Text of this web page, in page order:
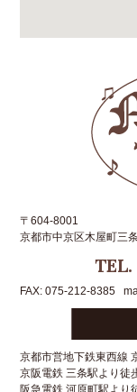
〒604-8001
京都市中京区木屋町三
TEL.
FAX: 075-212-8385
京都市営地下鉄東西線
京阪電鉄 三条駅より徒